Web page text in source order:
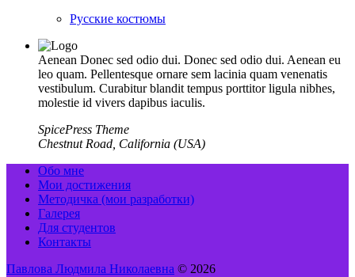
Русские костюмы
Aenean Donec sed odio dui. Donec sed odio dui. Aenean eu
leo quam. Pellentesque ornare sem lacinia quam venenatis
vestibulum. Curabitur blandit tempus porttitor ligula nibhes,
molestie id vivers dapibus iaculis.
SpicePress Theme
Chestnut Road, California (USA)
Обо мне
Мои достижения
Методичка (мои разработки)
Галерея
Для студентов
Контакты
Павлова Людмила Николаевна © 2026